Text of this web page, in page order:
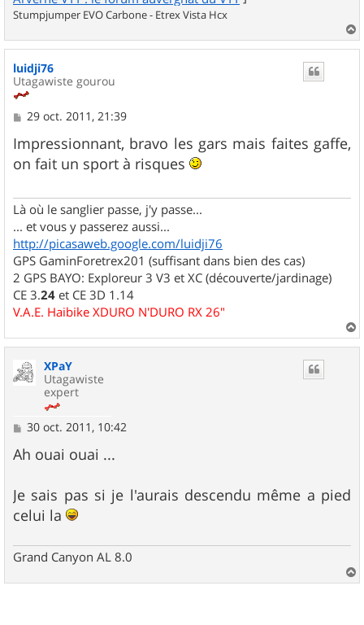
Stumpjumper EVO Carbone - Etrex Vista Hcx
a
luidji76
Utagawiste gourou
M
s
s
a
29 oct. 2011, 21:39
Impressionnant, bravo les gars mais faites gaffe,
on fait un sport à risques
Là où le sanglier passe, j'y passe...
... et vous y passerez aussi...
http://picasaweb.google.com/luidji76
GPS GaminForetrex201 (suffisant dans bien des cas)
2 GPS BAYO: Exploreur 3 V3 et XC (découverte/jardinage)
CE 3.24 et CE 3D 1.14
V.A.E. Haibike XDURO N'DURO RX 26"
a
XPaY
Utagawiste
expert
M
s
s
g
e
30 oct. 2011, 10:42
Ah ouai ouai ...
Je sais pas si je l'aurais descendu même a pied
celui la
Grand Canyon AL 8.0
a